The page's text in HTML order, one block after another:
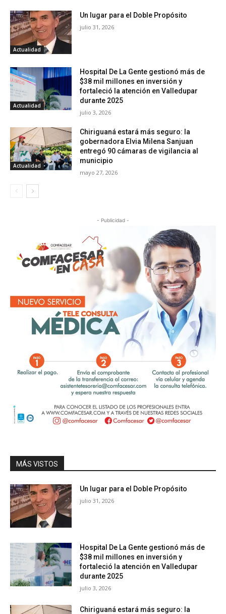
Actualidad
Un lugar para el Doble Propósito
julio 31, 2026
Actualidad
Hospital De La Gente gestionó más de
$38 mil millones en inversión y
fortaleció la atención en Valledupar
durante 2025
julio 3, 2026
Actualidad
Chiriguaná estará más seguro: la
gobernadora Elvia Milena Sanjuan
entregó 90 cámaras de vigilancia al
municipio
mayo 27, 2026
- Publicidad -
MÁS VISTOS
Un lugar para el Doble Propósito
julio 31, 2026
Hospital De La Gente gestionó más de
$38 mil millones en inversión y
fortaleció la atención en Valledupar
durante 2025
julio 3, 2026
Chiriguaná estará más seguro: la